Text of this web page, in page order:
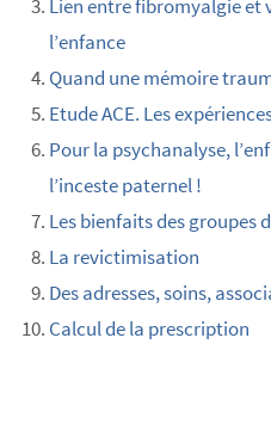
Lien entre fibromyalgie et
l’enfance
Quand une mémoire
Etude ACE. Les
Pour la psychanalyse,
l’inceste paternel !
Les bienfaits des groupes
La revictimisation
Des adresses, soins,
Calcul de la prescription